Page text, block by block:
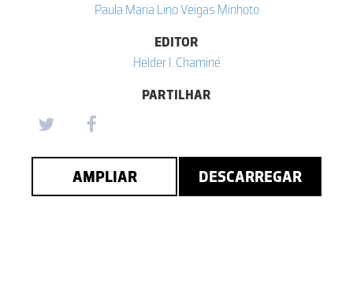
Paula Maria Lino Veigas Minhoto
EDITOR
Helder I. Chaminé
PARTILHAR
AMPLIAR DESCARREGAR